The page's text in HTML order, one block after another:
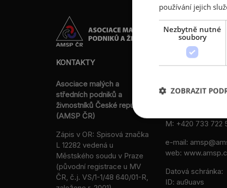
KONTAKTY
Asociace malých a
středních podniků a
živnostníků České republiky
(AMSP ČR)
Zápis v OR: Spisová značka
L 12282 vedená u
Městského soudu v Praze
(původní registrace u MV
ČR, č.j. VS/1-1/48 640/01-R,
186 00 Praha 8 -
M: +420 733 722
e-mail:
web:
Datová schránka:
ID: au9uavs
používání jejich
Nezbytně nutné
soubory
ZOBRAZIT